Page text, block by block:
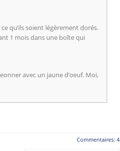
qu’ils soient légèrement dorés.
1 mois dans une boîte qui
avec un jaune d’oeuf. Moi,
Commentaires: 4